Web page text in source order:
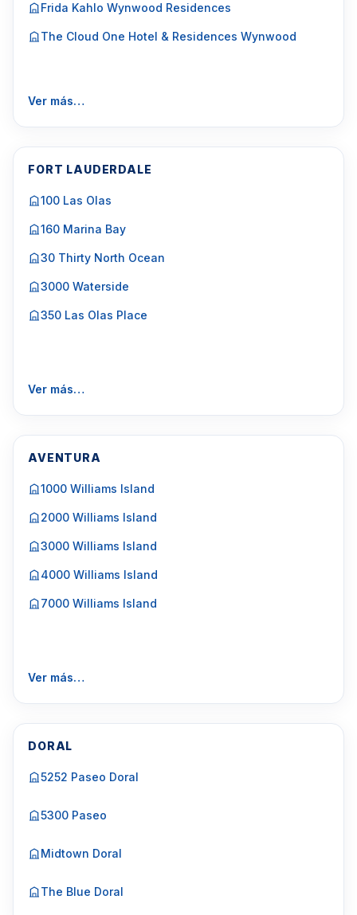
Frida Kahlo Wynwood Residences
The Cloud One Hotel & Residences Wynwood
Ver más…
FORT LAUDERDALE
100 Las Olas
160 Marina Bay
30 Thirty North Ocean
3000 Waterside
350 Las Olas Place
Ver más…
AVENTURA
1000 Williams Island
2000 Williams Island
3000 Williams Island
4000 Williams Island
7000 Williams Island
Ver más…
DORAL
5252 Paseo Doral
5300 Paseo
Midtown Doral
The Blue Doral